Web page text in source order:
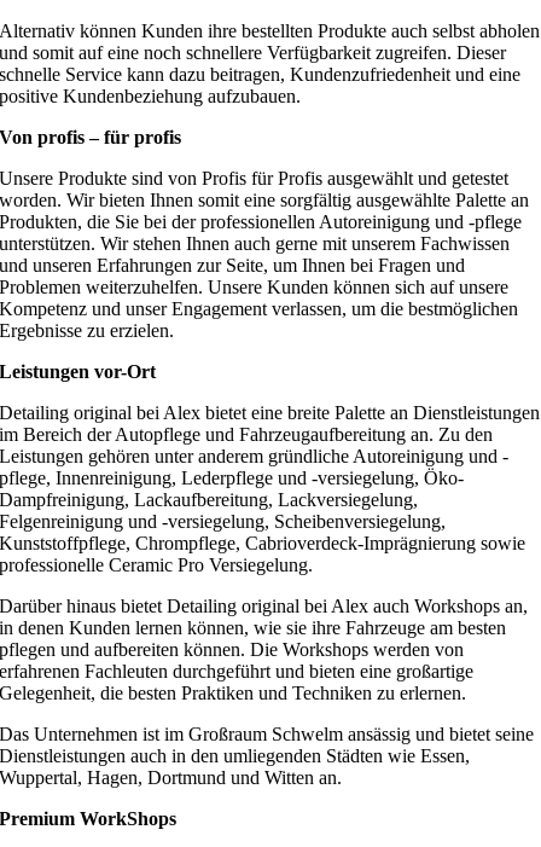
Alternativ können Kunden ihre bestellten Produkte auch selbst abholen
und somit auf eine noch schnellere Verfügbarkeit zugreifen. Dieser
schnelle Service kann dazu beitragen, Kundenzufriedenheit und eine
positive Kundenbeziehung aufzubauen.
Von profis – für profis
Unsere Produkte sind von Profis für Profis ausgewählt und getestet
worden. Wir bieten Ihnen somit eine sorgfältig ausgewählte Palette an
Produkten, die Sie bei der professionellen Autoreinigung und -pflege
unterstützen. Wir stehen Ihnen auch gerne mit unserem Fachwissen
und unseren Erfahrungen zur Seite, um Ihnen bei Fragen und
Problemen weiterzuhelfen. Unsere Kunden können sich auf unsere
Kompetenz und unser Engagement verlassen, um die bestmöglichen
Ergebnisse zu erzielen.
Leistungen vor-Ort
Detailing original bei Alex bietet eine breite Palette an Dienstleistungen
im Bereich der Autopflege und Fahrzeugaufbereitung an. Zu den
Leistungen gehören unter anderem gründliche Autoreinigung und -
pflege, Innenreinigung, Lederpflege und -versiegelung, Öko-
Dampfreinigung, Lackaufbereitung, Lackversiegelung,
Felgenreinigung und -versiegelung, Scheibenversiegelung,
Kunststoffpflege, Chrompflege, Cabrioverdeck-Imprägnierung sowie
professionelle Ceramic Pro Versiegelung.
Darüber hinaus bietet Detailing original bei Alex auch Workshops an,
in denen Kunden lernen können, wie sie ihre Fahrzeuge am besten
pflegen und aufbereiten können. Die Workshops werden von
erfahrenen Fachleuten durchgeführt und bieten eine großartige
Gelegenheit, die besten Praktiken und Techniken zu erlernen.
Das Unternehmen ist im Großraum Schwelm ansässig und bietet seine
Dienstleistungen auch in den umliegenden Städten wie Essen,
Wuppertal, Hagen, Dortmund und Witten an.
Premium WorkShops